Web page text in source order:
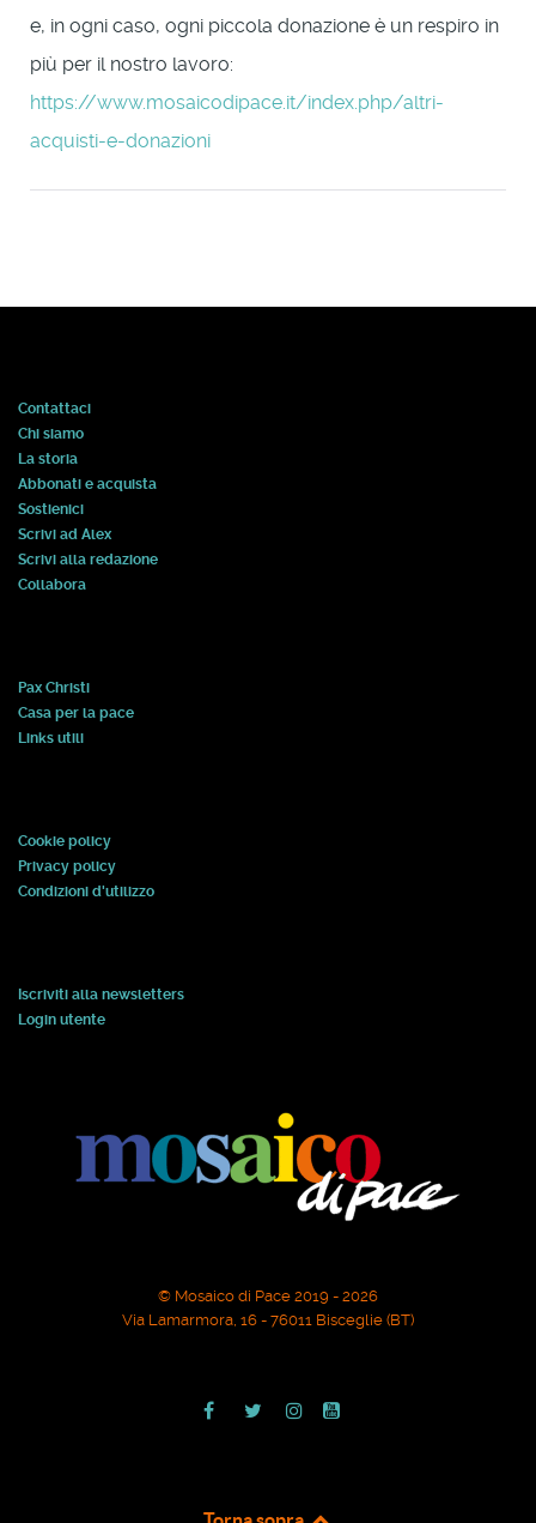
e, in ogni caso, ogni piccola donazione è un respiro in
più per il nostro lavoro:
https://www.mosaicodipace.it/index.php/altri-
acquisti-e-donazioni
Contattaci
Chi siamo
La storia
Abbonati e acquista
Sostienici
Scrivi ad Alex
Scrivi alla redazione
Collabora
Pax Christi
Casa per la pace
Links utili
Cookie policy
Privacy policy
Condizioni d'utilizzo
Iscriviti alla newsletters
Login utente
© Mosaico di Pace 2019 - 2026
Via Lamarmora, 16 - 76011 Bisceglie (BT)